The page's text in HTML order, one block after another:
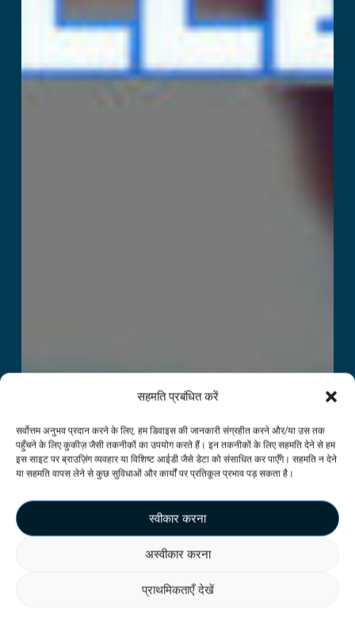
सहमति प्रबंधित करें
सर्वोत्तम अनुभव प्रदान करने के लिए, हम डिवाइस की जानकारी संग्रहीत करने और/या उस तक
पहुँचने के लिए कुकीज़ जैसी तकनीकों का उपयोग करते हैं। इन तकनीकों के लिए सहमति देने से हम
इस साइट पर ब्राउज़िंग व्यवहार या विशिष्ट आईडी जैसे डेटा को संसाधित कर पाएँगे। सहमति न देने
या सहमति वापस लेने से कुछ सुविधाओं और कार्यों पर प्रतिकूल प्रभाव पड़ सकता है।
स्वीकार करना
अस्वीकार करना
प्राथमिकताएँ देखें